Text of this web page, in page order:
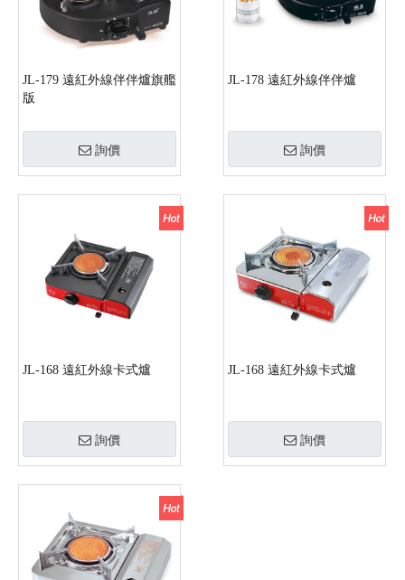
JL-179 遠紅外線伴伴爐旗艦
版
詢價
JL-178 遠紅外線伴伴爐
詢價
JL-168 遠紅外線卡式爐
詢價
JL-168 遠紅外線卡式爐
詢價